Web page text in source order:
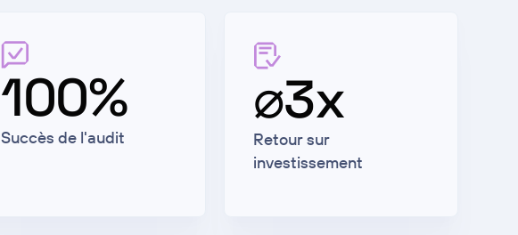
100%
Succès de l'audit
⌀3x
Retour sur
investissement